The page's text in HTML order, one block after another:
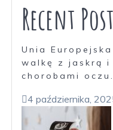
Recent
Unia
walkę z jaskrą i
chorobami oczu.
4 października,